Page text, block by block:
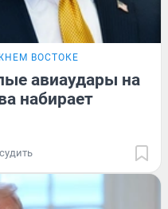
ВОСТОКЕ
авиаудары на
набирает